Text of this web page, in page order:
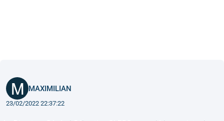
MAXIMILIAN
23/02/2022 22:37:22